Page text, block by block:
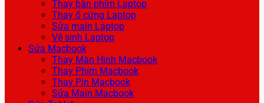
Thay bàn phím Laptop
Thay ổ cứng Laptop
Sửa main Laptop
Vệ sinh Laptop
Sửa Macbook
Thay Màn Hình Macbook
Thay Phím Macbook
Thay Pin Macbook
Sửa Main Macbook